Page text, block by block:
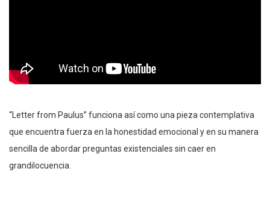
“Letter from Paulus” funciona así como una pieza contemplativa
que encuentra fuerza en la honestidad emocional y en su manera
sencilla de abordar preguntas existenciales sin caer en
grandilocuencia.